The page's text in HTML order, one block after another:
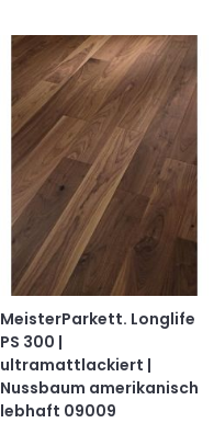
MeisterParkett. Longlife
PS 300 |
ultramattlackiert |
Nussbaum amerikanisch
lebhaft 09009